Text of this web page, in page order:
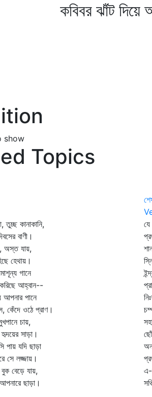
ঝাঁট দিয়ে আনে
show
Topics
তুচ্ছ কানাকানি,
বাণী।
অস্ত যায়,
হেথায়।
গানে
আহ্বান--
আপনার পানে
ওঠে প্রাণ।
চায়,
সাড়া।
পায় যদি ছাড়া
সে লজ্জায়।
বেড়ে যায়,
ছাড়া।
যে
এ-